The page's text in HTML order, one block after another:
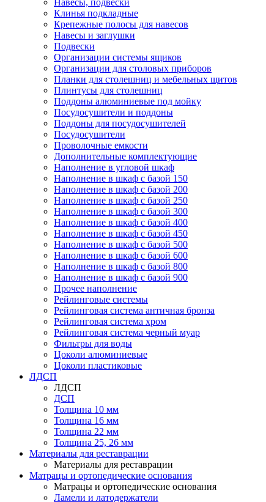
Навесы, подвески
Клинья подкладные
Крепежные полосы для навесов
Навесы и заглушки
Подвески
Организации системы ящиков
Организации для столовых приборов
Планки для столешниц и мебельных щитов
Плинтусы для столешниц
Поддоны алюминиевые под мойку
Посудосушители и поддоны
Поддоны для посудосушителей
Посудосушители
Проволочные емкости
Дополнительные комплектующие
Наполнение в угловой шкаф
Наполнение в шкаф с базой 150
Наполнение в шкаф с базой 200
Наполнение в шкаф с базой 250
Наполнение в шкаф с базой 300
Наполнение в шкаф с базой 400
Наполнение в шкаф с базой 450
Наполнение в шкаф с базой 500
Наполнение в шкаф с базой 600
Наполнение в шкаф с базой 800
Наполнение в шкаф с базой 900
Прочее наполнение
Рейлинговые системы
Рейлинговая система античная бронза
Рейлинговая система хром
Рейлинговая система черный муар
Фильтры для воды
Цоколи алюминиевые
Цоколи пластиковые
ЛДСП
ЛДСП
ДСП
Толщина 10 мм
Толщина 16 мм
Толщина 22 мм
Толщина 25, 26 мм
Материалы для реставрации
Материалы для реставрации
Матрацы и ортопедические основания
Матрацы и ортопедические основания
Ламели и латодержатели